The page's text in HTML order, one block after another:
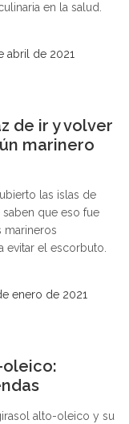
en la salud.
abril de 2021
de ir y volver
marinero
las islas de
que eso fue
marineros
evitar el escorbuto.
enero de 2021
alto-oleico y su